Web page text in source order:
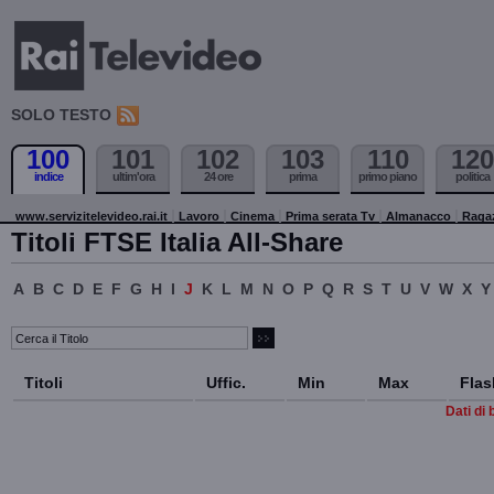
SOLO TESTO
100
indice
101
ultim'ora
102
24 ore
103
prima
110
primo piano
120
politica
www.servizitelevideo.rai.it Lavoro Cinema Prima serata Tv Almanacco
Titoli FTSE Italia All-Share
A B C D E F G H I J K L M N O P Q R S T U V W X Y
Titoli Uffic. Min Max
Dati di